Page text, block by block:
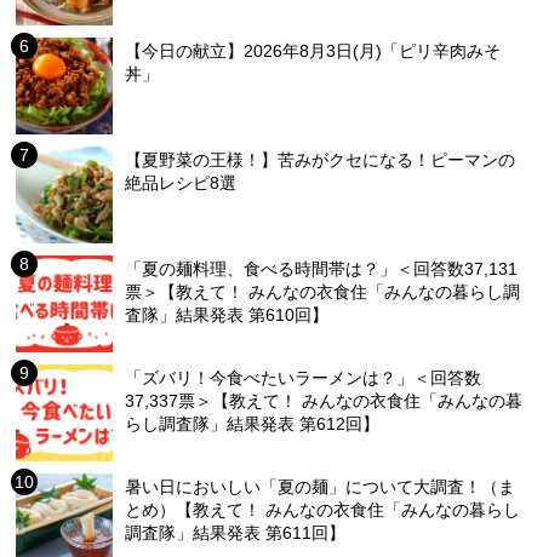
【今日の献立】2026年8月3日(月)「ピリ辛肉みそ
丼」
【夏野菜の王様！】苦みがクセになる！ピーマンの
絶品レシピ8選
「夏の麺料理、食べる時間帯は？」＜回答数37,131
票＞【教えて！ みんなの衣食住「みんなの暮らし調
査隊」結果発表 第610回】
「ズバリ！今食べたいラーメンは？」＜回答数
37,337票＞【教えて！ みんなの衣食住「みんなの暮
らし調査隊」結果発表 第612回】
暑い日においしい「夏の麺」について大調査！（ま
とめ）【教えて！ みんなの衣食住「みんなの暮らし
調査隊」結果発表 第611回】